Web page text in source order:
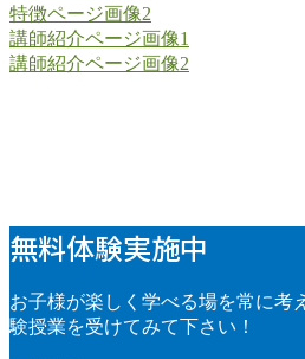
特徴ページ画像2
講師紹介ページ画像1
講師紹介ページ画像2
無料体験実施中
お子様が楽しく学べる場を常に考
験授業を受けてみて下さい！